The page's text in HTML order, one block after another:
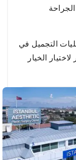
التجميل في
الخيار